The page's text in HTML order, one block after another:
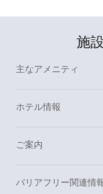
施
主なアメニティ
ホテル情報
ご案内
バリアフリー関連情